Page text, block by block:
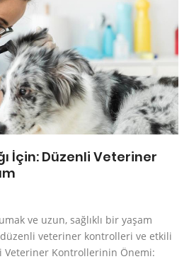
İçin: Düzenli Veteriner
ve uzun, sağlıklı bir yaşam
veteriner kontrolleri ve etkili
Veteriner Kontrollerinin Önemi: